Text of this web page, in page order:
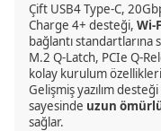
Çift USB4 Type-C,
Charge 4+ desteği, Wi-
bağlantı standartlarına
M.2 Q-Latch, PCIe Q-
kolay kurulum
Gelişmiş yazılım
sayesinde uzun
sağlar.